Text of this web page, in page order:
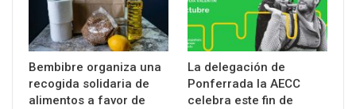
Bembibre organiza una
recogida solidaria de
alimentos a favor de
La delegación de
Ponferrada la AECC
celebra este fin de